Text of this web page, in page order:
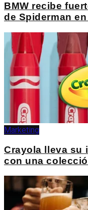
BMW recibe
de Spiderman
Marketing
Crayola lleva su
con una